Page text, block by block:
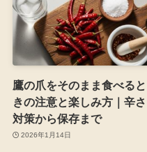
鷹の爪をそのまま食べると
きの注意と楽しみ方｜辛さ
対策から保存まで
2026年1月14日